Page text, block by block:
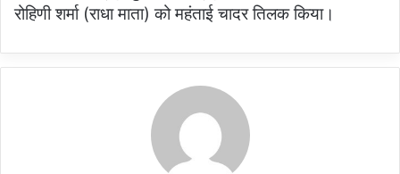
रोहिणी शर्मा (राधा माता) को महंताई चादर तिलक किया।